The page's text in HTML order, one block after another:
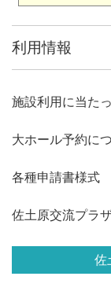
利用情報
施設利用に当た
大ホール予約に
各種申請書様式
佐土原交流プラ
佐